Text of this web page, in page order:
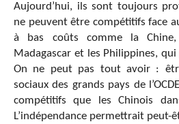
Aujourd’hui, ils sont toujours
ne peuvent être compétitifs face
à bas coûts comme la Chine,
Madagascar et les Philippines,
On ne peut pas tout avoir :
sociaux des grands pays de
compétitifs que les Chinois
L’indépendance permettrait peut-